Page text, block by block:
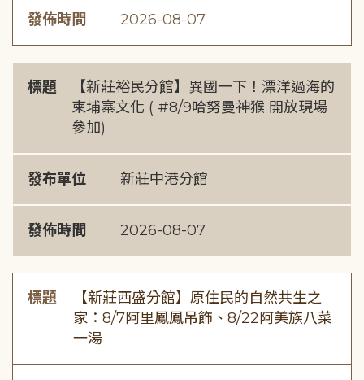
發佈時間 2026-08-07
標題
【新莊裕民分館】異國一下！漂洋過海的
柬埔寨文化 ( #8/9哈努曼神猴 開放現場
參加)
發布單位 新莊中港分館
發佈時間 2026-08-07
標題
【新莊西盛分館】原住民的自然共生之
家：8/7阿里鳳鳳吊飾、8/22阿美族八菜
一湯